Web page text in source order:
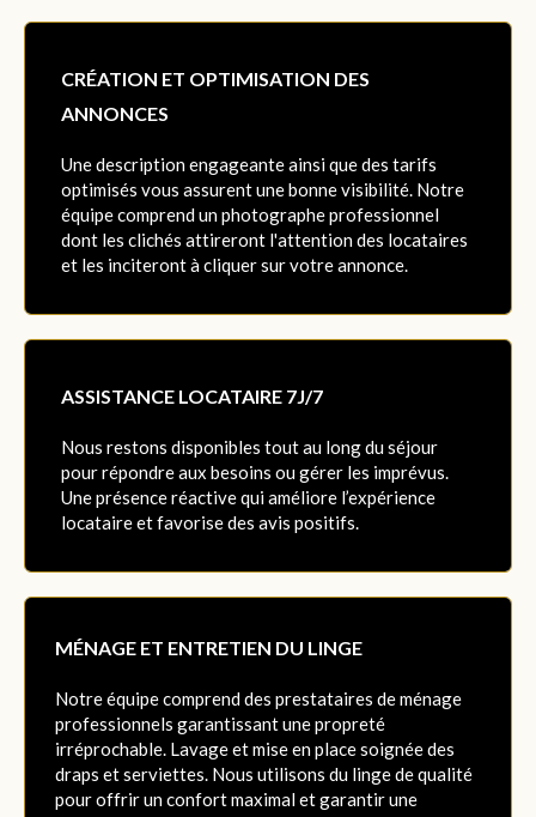
CRÉATION ET OPTIMISATION DES
ANNONCES
Une description engageante ainsi que des tarifs
optimisés vous assurent une bonne visibilité. Notre
équipe comprend un photographe professionnel
dont les clichés attireront l'attention des locataires
et les inciteront à cliquer sur votre annonce.
ASSISTANCE LOCATAIRE 7J/7
Nous restons disponibles tout au long du séjour
pour répondre aux besoins ou gérer les imprévus.
Une présence réactive qui améliore l’expérience
locataire et favorise des avis positifs.
MÉNAGE ET ENTRETIEN DU LINGE
Notre équipe comprend des prestataires de ménage
professionnels garantissant une propreté
irréprochable. Lavage et mise en place soignée des
draps et serviettes. Nous utilisons du linge de qualité
pour offrir un confort maximal et garantir une